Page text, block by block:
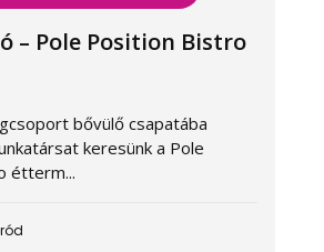
– Pole Position Bistro
bővülő csapatába
keresünk a Pole
étterm...